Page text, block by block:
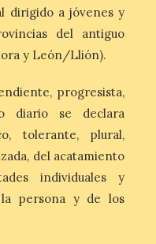
de La
Arturo
como
este
dirigido a jóvenes y
del antiguo
y León/Llión).
progresista,
diario se declara
tolerante, plural,
del acatamiento
individuales y
persona y de los